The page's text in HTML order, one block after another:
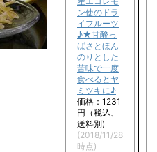
ン使のドラ
イフルーツ
♪★甘酸っ
ぱさとほん
のりとした
苦味で一度
食べるとヤ
ミツキに♪
価格：1231
円（税込、
送料別)
(2018/11/28
時点)